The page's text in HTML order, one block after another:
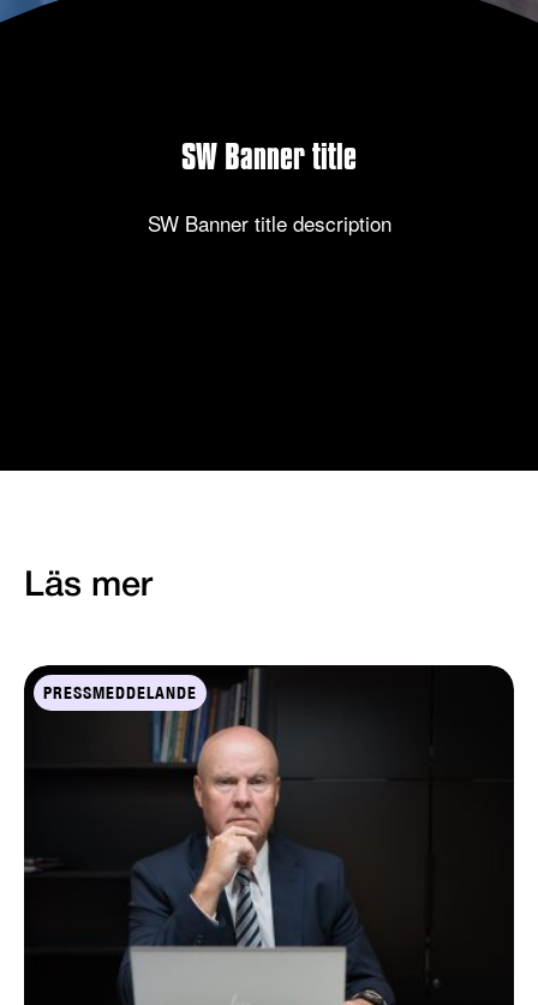
SW Banner title
SW Banner title description
Läs mer
PRESSMEDDELANDE